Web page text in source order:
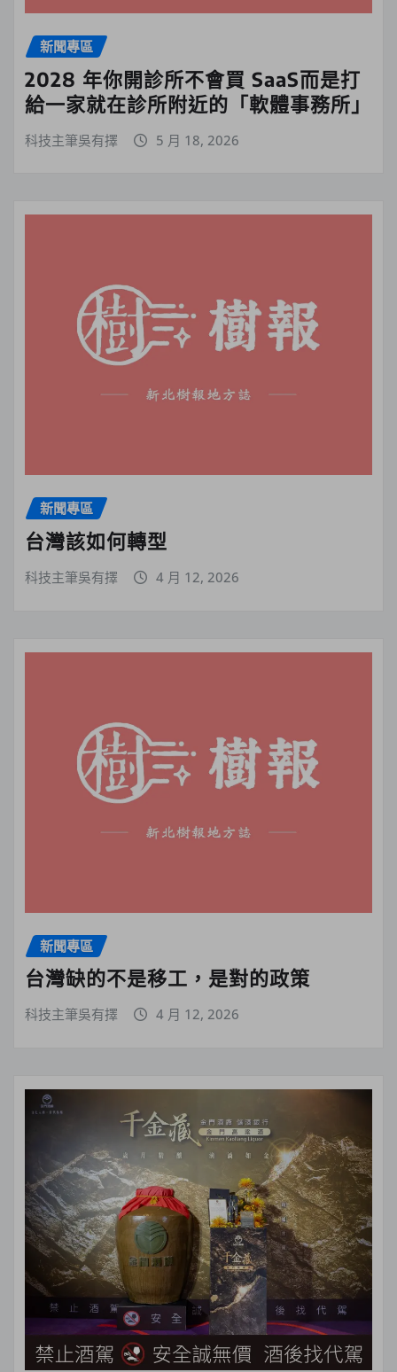
新聞專區
2028 年你開診所不會買 SaaS而是打
給一家就在診所附近的「軟體事務所」
科技主筆吳有擇 5 月 18, 2026
新聞專區
台灣該如何轉型
科技主筆吳有擇 4 月 12, 2026
新聞專區
台灣缺的不是移工，是對的政策
科技主筆吳有擇 4 月 12, 2026